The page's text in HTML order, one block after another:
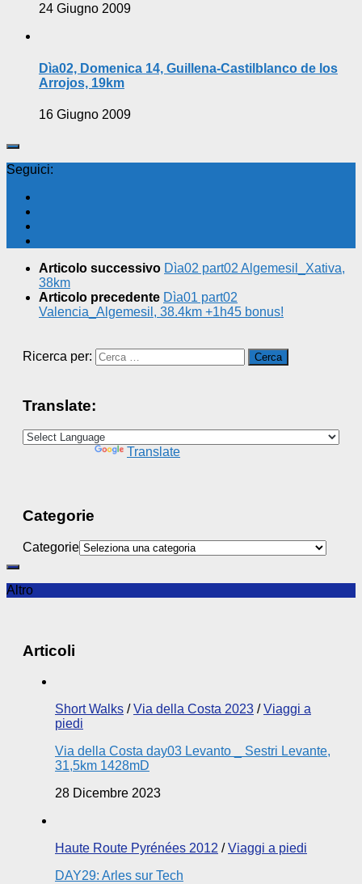
24 Giugno 2009
Dìa02, Domenica 14, Guillena-Castilblanco de los
Arrojos, 19km
16 Giugno 2009
Seguici:
Articolo successivo Dìa02 part02 Algemesil_Xativa,
38km
Articolo precedente Dìa01 part02
Valencia_Algemesil, 38.4km +1h45 bonus!
Ricerca per:
Translate:
Translate
Categorie
Categorie
Altro
Articoli
Short Walks /Via della Costa 2023 /Viaggi a
piedi
Via della Costa day03 Levanto _ Sestri Levante,
31,5km 1428mD
28 Dicembre 2023
Haute Route Pyrénées 2012 /Viaggi a piedi
DAY29: Arles sur Tech